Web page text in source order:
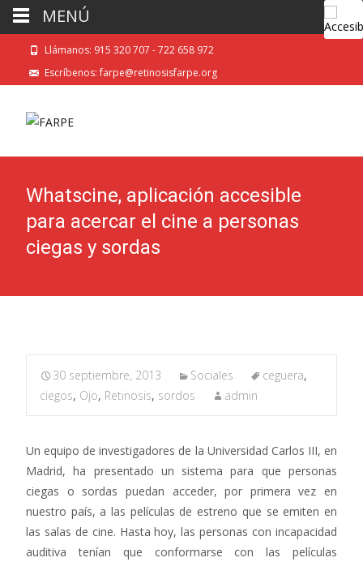
Llámanos: 915 320 707 - 722 658 972
Escríbenos: farpe@retinosisfarpe.org
Whatscine, aplicación accesible
para acercar el cine a personas
ciegas y sordas
30 septiembre, 2013 Sociales ceguera,
ciegos, Ojo, Retinosis, sordos admin
Un equipo de investigadores de la Universidad Carlos III, en
Madrid, ha presentado un sistema para que personas
ciegas o sordas puedan acceder, por primera vez en
nuestro país, a las películas de estreno que se emiten en
las salas de cine. Hasta hoy, las personas con incapacidad
auditiva tenían que conformarse con las películas
MENÚ